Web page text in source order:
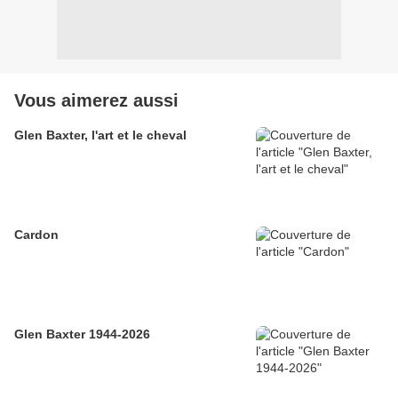
Vous aimerez aussi
Glen Baxter, l'art et le cheval
Cardon
Glen Baxter 1944-2026